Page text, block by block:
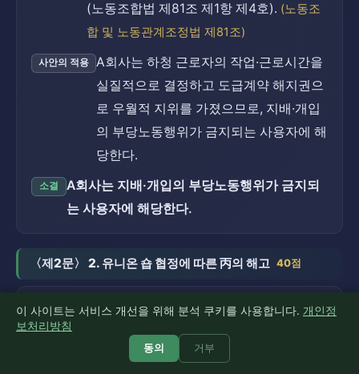
(노동조합법 제81조 제1항 제4호). (노동조
합 및 노동관계조정법 제81조)
사안의 적용
A회사는 하청 근로자의 작업·근로시간을
실질적으로 결정하고 도급계약 해지권으
로 우월적 지위를 가졌으므로, 지배·개입
의 부당노동행위가 금지되는 사용자에 해
당한다.
소결
A회사는 지배·개입의 부당노동행위가 금지되
는 사용자에 해당한다.
〈제2문〉 2. 유니온 숍 협정에 따른 丙의 해고 40점
쟁점 25 문제의 소재 — 복수노조 하의 유니온 숍
유니온 숍 협정은 근로자가 어느 노동조합
이 사이트는 서비스 개선을 위해 분석 쿠키를 사용합니다. 개인정
보처리방침
동의 거부